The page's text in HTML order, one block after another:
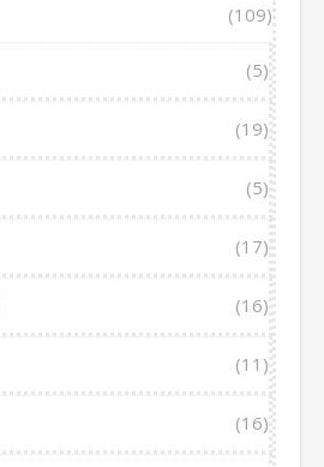
(109)
(5)
(19)
(5)
(17)
(16)
(11)
(16)